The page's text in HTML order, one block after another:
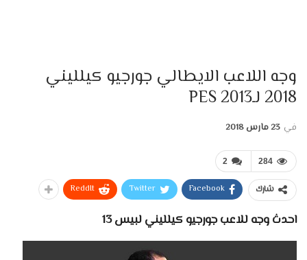
وجه اللاعب الايطالي جورجيو كيلليني
2018 لـPES 2013
في 23 مارس 2018
2 284
شارك Facebook
Twitter
ReddIt
احدث وجه للاعب جورجيو كيلليني لبيس 13